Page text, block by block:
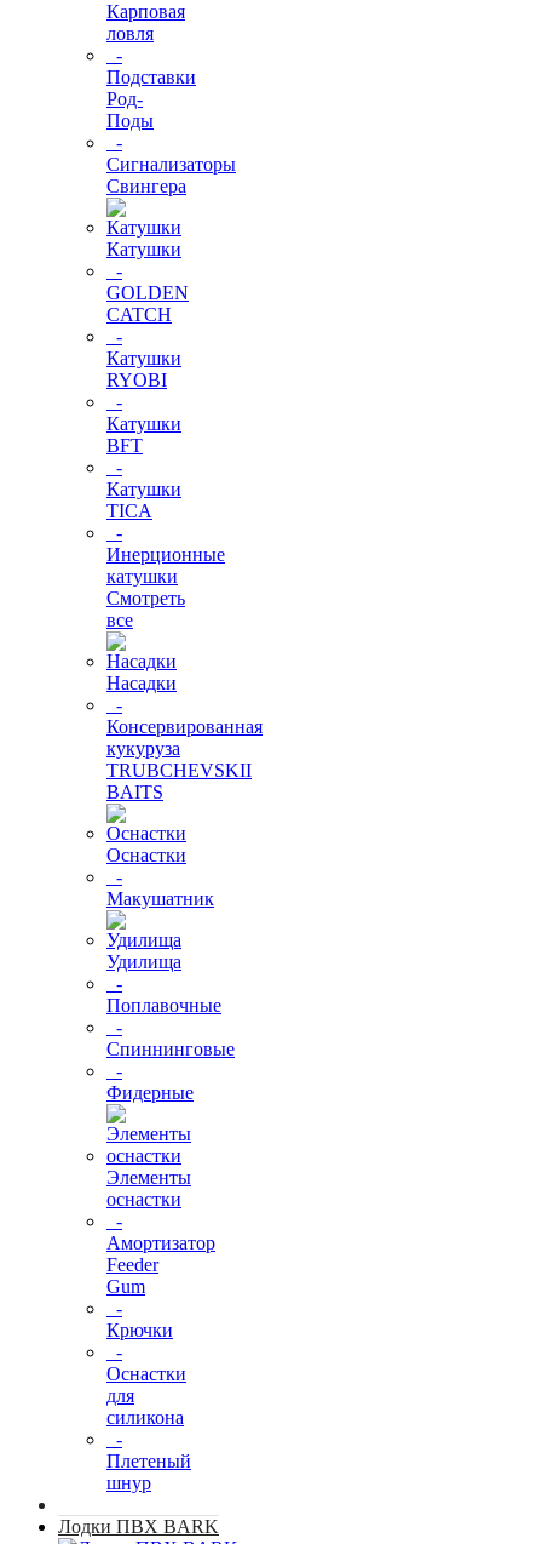
Карповая
ловля
-
Подставки
Род-
Поды
-
Сигнализаторы
Свингера
Катушки
-
GOLDEN
CATCH
-
Катушки
RYOBI
-
Катушки
BFT
-
Катушки
TICA
-
Инерционные
катушки
Смотреть
все
Насадки
-
Консервированная
кукуруза
TRUBCHEVSKII
BAITS
Оснастки
-
Макушатник
Удилища
-
Поплавочные
-
Спиннинговые
-
Фидерные
Элементы
оснастки
-
Амортизатор
Feeder
Gum
-
Крючки
-
Оснастки
для
силикона
-
Плетеный
шнур
Лодки ПВХ BARK